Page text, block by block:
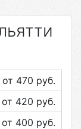
от 470 руб.
от 420 руб.
от 400 руб.